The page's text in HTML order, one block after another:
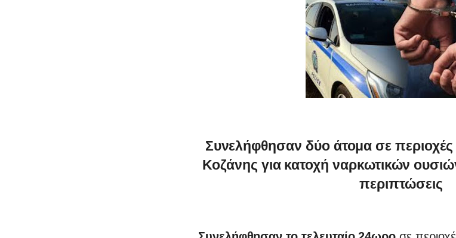
Συνελήφθησαν δύο άτομα σε περιοχές
Κοζάνης για κατοχή ναρκωτικών
περιπτώσεις